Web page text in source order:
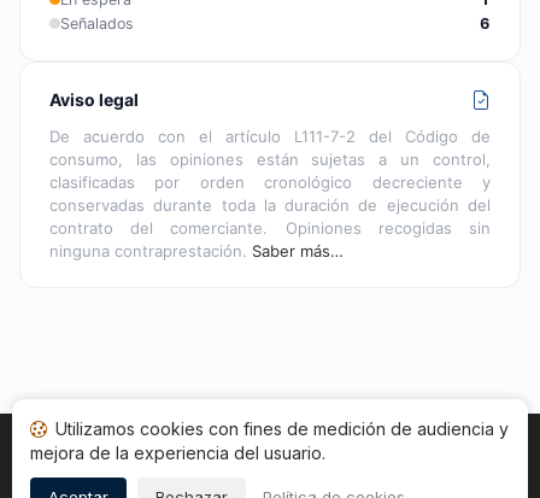
Señalados
6
Aviso legal
De acuerdo con el artículo L111-7-2 del Código de
consumo, las opiniones están sujetas a un control,
clasificadas por orden cronológico decreciente y
conservadas durante toda la duración de ejecución del
contrato del comerciante. Opiniones recogidas sin
ninguna contraprestación. Saber más…
Inicio Estado opiniones Categorías
Utilizamos cookies con fines de medición de audiencia y
mejora de la experiencia del usuario.